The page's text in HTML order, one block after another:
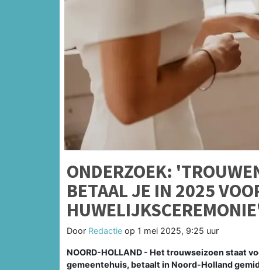
ONDERZOEK:
BETAAL JE IN 2025
Door Redactie op 1 mei 2025, 9:25 uur
NOORD-HOLLAND - Het trouwseizoen staat
gemeentehuis, betaalt in Noord-Holland